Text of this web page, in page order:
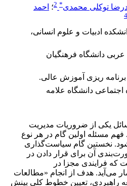
توکلی محمدی*
2؛ احمد
4
ادبیات و علوم انسانی،
دانشگاه فرهنگیان
ریزی آموزش عالی.
دانشگاه علامه
یکی از ضروریات مدیریت
مسئله اولین گام در هر نوع
نخستین گام سیاست‌گذاری
آن برای قرار دادن در
فرایندی مجزا در
می‌آید. هدف از انجام «مطالعات
راهبردی، تعیین خطوط کلی بینش